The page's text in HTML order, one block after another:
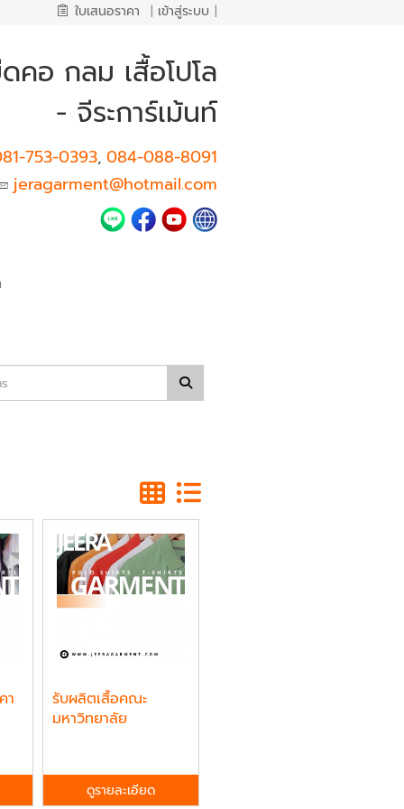
ใบเสนอราคา | เข้าสู่ระบบ |
คอ กลม เสื้อโปโล
- จีระการ์เม้นท์
753-0393, 084-088-8091
jeragarment@hotmail.com
า
รับผลิตเสื้อคณะ
มหาวิทยาลัย
ดูรายละเอียด